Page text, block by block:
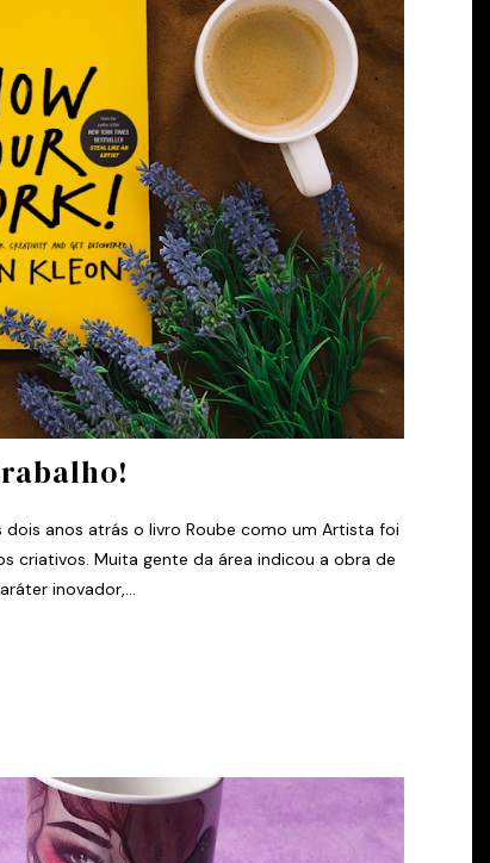
dois anos atrás o livro Roube como um Artista foi
criativos. Muita gente da área indicou a obra de
inovador,...